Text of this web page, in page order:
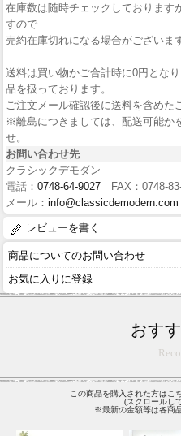
在庫数は随時チェックしております
すので
売約在庫切れになる場合がございま
送料は買い物かご合計時に0円とな
品を扱っております。
ご注文メール確認後に送料を含めた
※離島につきましては、配送可能か
せ。
お問い合わせ先
クラシックデモダン
電話： 0748-64-9027 FAX：0748-
メール： info@classicdemodern.com
レビューを書く
商品についてのお問い合わせ
お気に入りに登録
おす
この商品を購入された方はこ
(スクロールし
※最新の金額等は各商